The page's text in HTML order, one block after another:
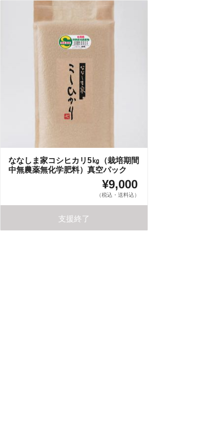
ななしま家コシヒカリ5㎏（栽培期間
中無農薬無化学肥料）真空パック
¥9,000
（税込・送料込）
支援終了